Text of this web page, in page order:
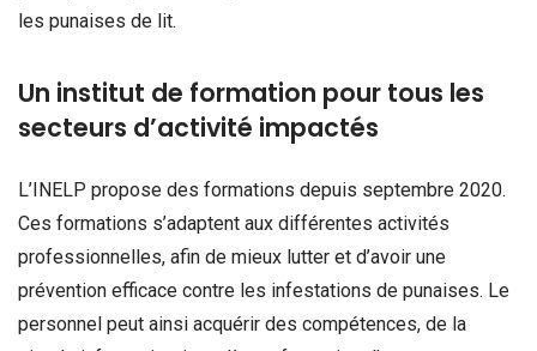
les punaises de lit.
Un institut de formation pour tous les
secteurs d’activité impactés
L’INELP propose des formations depuis septembre 2020.
Ces formations s’adaptent aux différentes activités
professionnelles, afin de mieux lutter et d’avoir une
prévention efficace contre les infestations de punaises. Le
personnel peut ainsi acquérir des compétences, de la